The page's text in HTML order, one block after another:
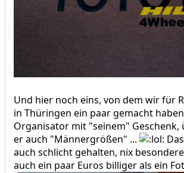
Und hier noch eins, von dem wir für
in Thüringen ein paar gemacht
Organisator mit "seinem"
er auch "Männergrößen" ...
auch schlicht gehalten, nix
auch ein paar Euros billiger als ein